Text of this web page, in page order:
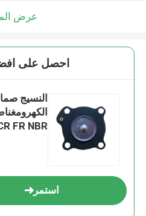
عرض
احصل على
النسيج
استمر